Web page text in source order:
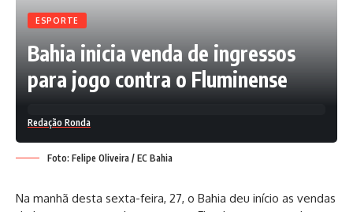
ESPORTE
Bahia inicia venda de ingressos
para jogo contra o Fluminense
Redação Ronda
Foto: Felipe Oliveira / EC Bahia
Na manhã desta sexta-feira, 27, o Bahia deu início as vendas